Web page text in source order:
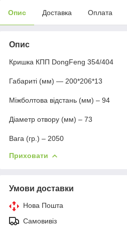
Опис Доставка Оплата
Опис
Кришка КПП DongFeng 354/404
Габариті (мм) — 200*206*13
Міжболтова відстань (мм) – 94
Діаметр отвору (мм) – 73
Вага (гр.) – 2050
Приховати
Умови доставки
Нова Пошта
Самовивіз